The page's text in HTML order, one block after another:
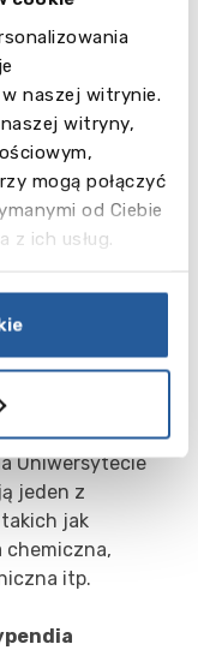
naszej witrynie.
witryny,
mogą połączyć
od Ciebie
z ich usług.
Uczelnia
a
myślenia,
danych.
jest
nauk
w Nowym
pierwsze trzy
takimi jak
Kolejne
Uniwersytecie
jeden z
jak
chemiczna,
itp.